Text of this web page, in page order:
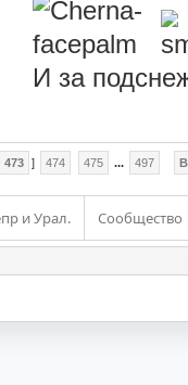
И за
473 ] 474 475 ... 497
и Урал. Сообщество